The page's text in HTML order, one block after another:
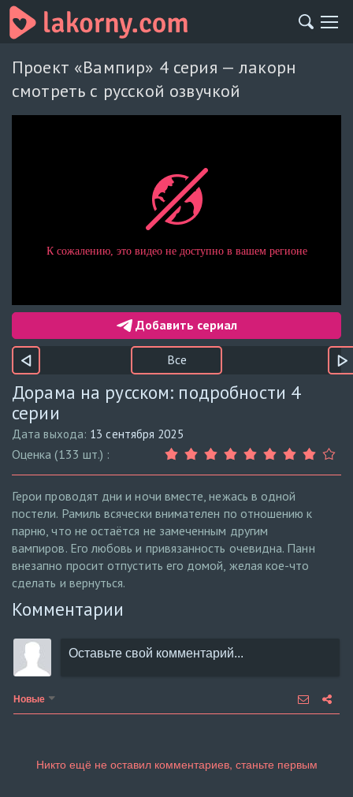
Проект «Вампир» 4 серия — лакорн
смотреть с русской озвучкой
Добавить сериал
Все
Дорама на русском: подробности 4
серии
Дата выхода: 13 сентября 2025
Оценка (133 шт.) :
Герои проводят дни и ночи вместе, нежась в одной
постели. Рамиль всячески внимателен по отношению к
парню, что не остаётся не замеченным другим
вампиров. Его любовь и привязанность очевидна. Панн
внезапно просит отпустить его домой, желая кое-что
сделать и вернуться.
Комментарии
Новые